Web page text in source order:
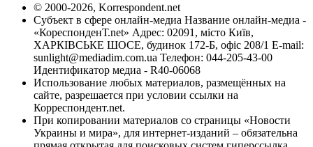
© 2000-2026, Korrespondent.net
Субъект в сфере онлайн-медиа Название онлайн-медиа -
«КореспонденТ.net» Адрес: 02091, місто Київ,
ХАРКІВСЬКЕ ШОСЕ, будинок 172-Б, офіс 208/1 E-mail:
sunlight@mediadim.com.ua Телефон: 044-205-43-00
Идентификатор медиа - R40-06068
Использование любых материалов, размещённых на
сайте, разрешается при условии ссылки на
Корреспондент.net.
При копировании материалов со страницы «Новости
Украины и мира», для интернет-изданий – обязательна